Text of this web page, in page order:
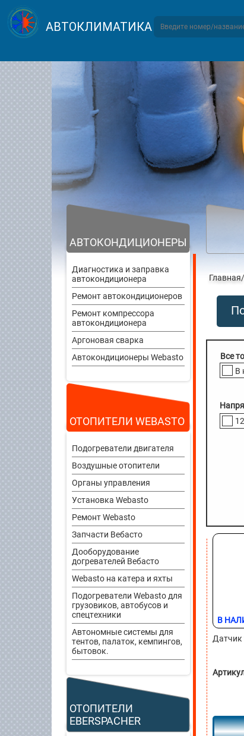
АВТОКЛИМАТИКА
АВТОКОНДИЦИОНЕРЫ
Диагностика и заправка
автокондиционера
Ремонт автокондиционеров
Ремонт компрессора
автокондиционера
Аргоновая сварка
Автокондиционеры Webasto
ОТОПИТЕЛИ WEBASTO
Подогреватели двигателя
Воздушные отопители
Органы управления
Установка Webasto
Ремонт Webasto
Запчасти Вебасто
Дооборудование
догревателей Вебасто
Webasto на катера и яхты
Подогреватели Webasto для
грузовиков, автобусов и
спецтехники
Автономные системы для
тентов, палаток, кемпингов,
бытовок.
ОТОПИТЕЛИ
EBERSPACHER
Главная
В
В
Датчик